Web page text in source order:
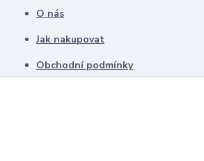
O nás
Jak nakupovat
Obchodní podmínky